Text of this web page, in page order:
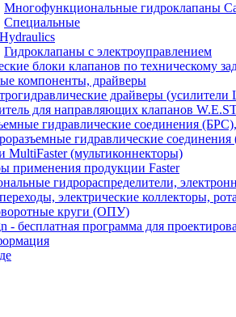
Многофункциональные гидроклапаны
Специальные
Гидроклапаны с электроуправлением
блоки клапанов по техническому
компоненты, драйверы
драйверы
для направляющих клапанов
гидравлические соединения
гидравлические
MultiFaster (мультиконнекторы)
применения продукции Faster
гидрораспределители,
электрические коллекторы,
круги (ОПУ)
- бесплатная программа для